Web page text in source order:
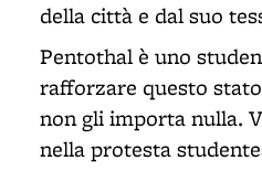
della città e dal suo
Pentothal è uno
rafforzare questo
non gli importa nulla.
nella protesta